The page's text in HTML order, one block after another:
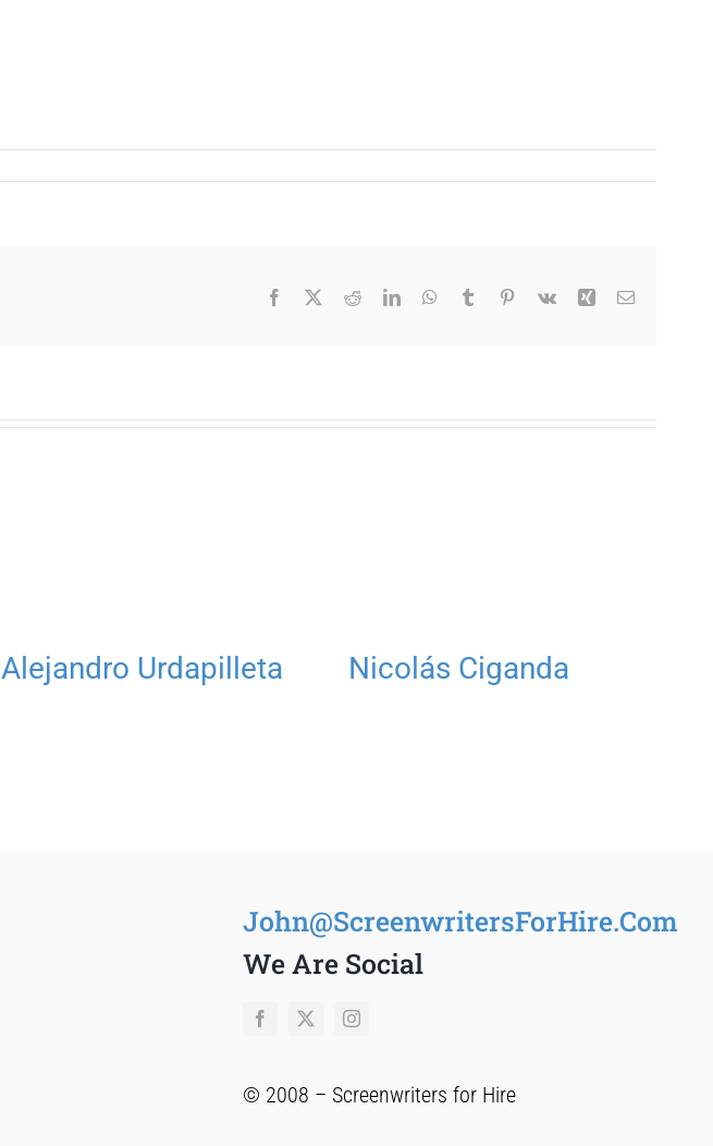
Facebook RedditLinkedInWhatsApp
Tumblr Pinterest
Vk Xing Email
Alejandro Urdapilleta Nicolás Ciganda
John@ScreenwritersForHire.Com
We Are Social
© 2008 – Screenwriters for Hire